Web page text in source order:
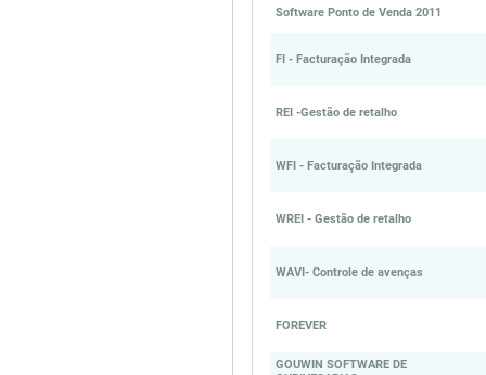
Software Ponto de Venda 2011
FI - Facturação Integrada
REI -Gestão de retalho
WFI - Facturação Integrada
WREI - Gestão de retalho
WAVI- Controle de avenças
FOREVER
GOUWIN SOFTWARE DE